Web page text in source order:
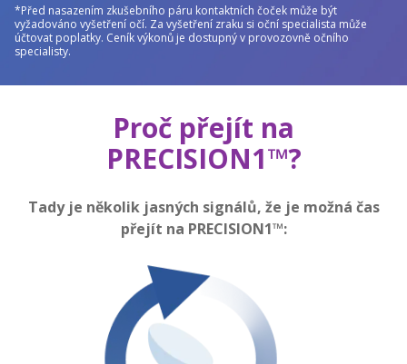
*Před nasazením zkušebního páru kontaktních čoček může být
vyžadováno vyšetření očí. Za vyšetření zraku si oční specialista může
účtovat poplatky. Ceník výkonů je dostupný v provozovně očního
specialisty.
Proč přejít na
PRECISION1™?
Tady je několik jasných signálů, že je možná čas
přejít na PRECISION1™: